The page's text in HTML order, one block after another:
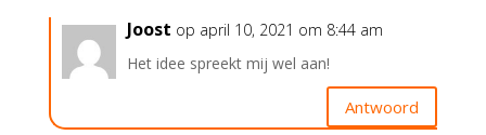
Joost op april 10, 2021 om 8:44 am
Het idee spreekt mij wel aan!
Antwoord